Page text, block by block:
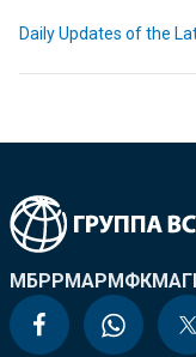
Daily Updates of the
МБРРМАРМФК